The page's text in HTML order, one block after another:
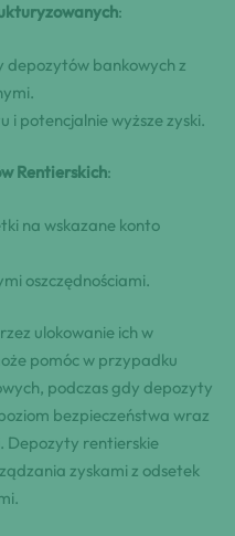
:
depozytów bankowych z
i potencjalnie wyższe zyski.
Rentierskich:
na wskazane konto
oszczędnościami.
ulokowanie ich w
pomóc w przypadku
podczas gdy depozyty
bezpieczeństwa wraz
Depozyty rentierskie
zyskami z odsetek